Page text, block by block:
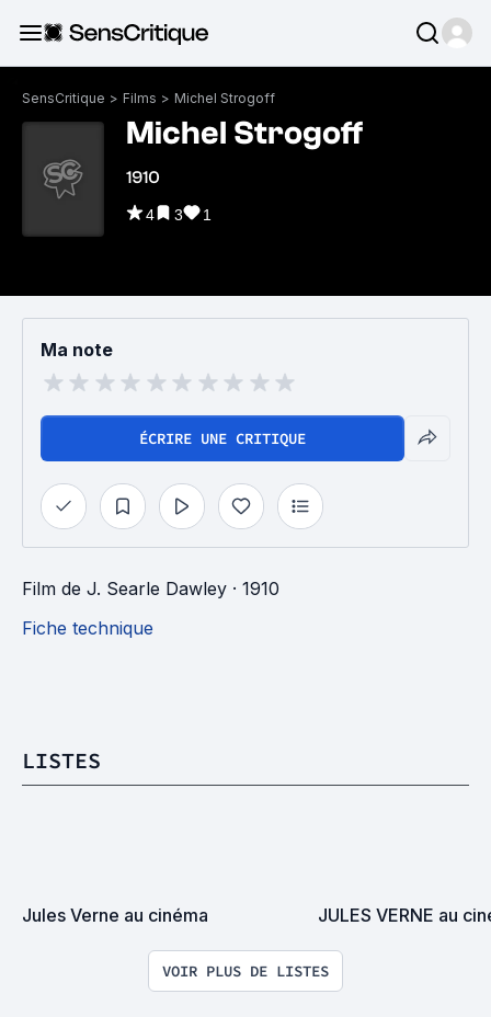
SensCritique > Films > Michel Strogoff
Michel Strogoff
1910
4 3 1
Ma note
ÉCRIRE UNE CRITIQUE
Film de J. Searle Dawley · 1910
Fiche technique
LISTES
Jules Verne au cinéma JULES VERNE au
VOIR PLUS DE LISTES